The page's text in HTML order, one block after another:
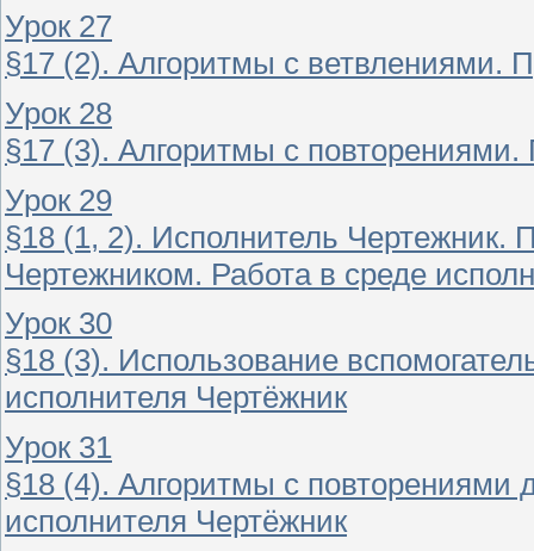
Урок 27
§17 (2). Алгоритмы с ветвлениями.
Урок 28
§17 (3). Алгоритмы с
Урок 29
§18 (1, 2). Исполнитель Чертежник.
Чертежником. Работа в среде
Урок 30
§18 (3). Использование
исполнителя Чертёжник
Урок 31
§18 (4). Алгоритмы с повторениями
исполнителя Чертёжник